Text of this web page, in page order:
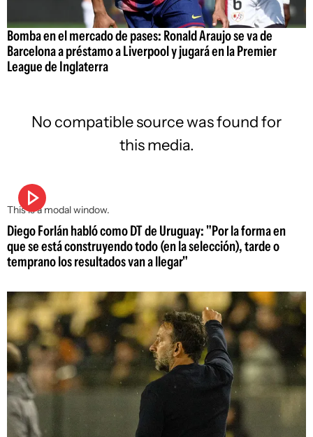
Bomba en el mercado de pases: Ronald Araujo se va de
Barcelona a préstamo a Liverpool y jugará en la Premier
League de Inglaterra
This is a modal window.
No compatible source was found for
this media.
Diego Forlán habló como DT de Uruguay: "Por la forma en
que se está construyendo todo (en la selección), tarde o
temprano los resultados van a llegar"